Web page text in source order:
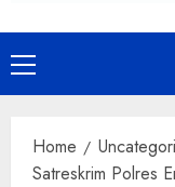
Primary
Menu
Home
‎Satreskrim Polres